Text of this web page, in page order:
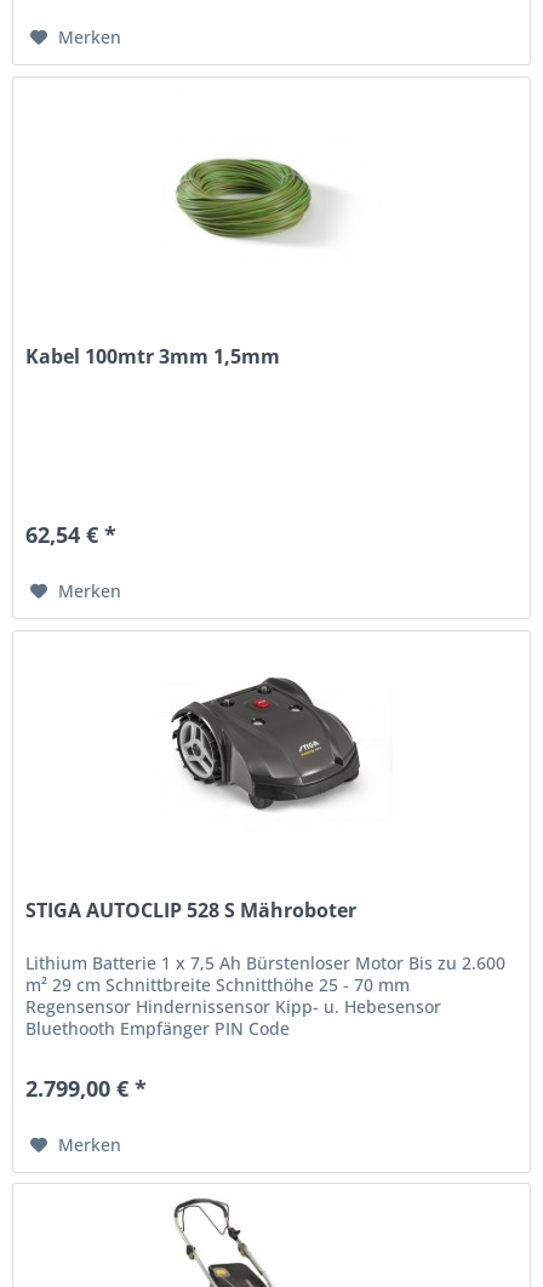
Merken
Kabel 100mtr 3mm 1,5mm
62,54 € *
Merken
STIGA AUTOCLIP 528 S Mähroboter
Lithium Batterie 1 x 7,5 Ah Bürstenloser Motor Bis zu 2.600
m² 29 cm Schnittbreite Schnitthöhe 25 - 70 mm
Regensensor Hindernissensor Kipp- u. Hebesensor
Bluethooth Empfänger PIN Code
2.799,00 € *
Merken